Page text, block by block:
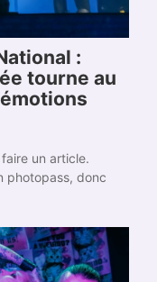
:
tourne au
faire un article.
photopass, donc